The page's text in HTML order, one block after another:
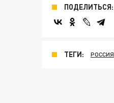
ПОДЕЛИТЬСЯ:
ТЕГИ: РОССИЯ